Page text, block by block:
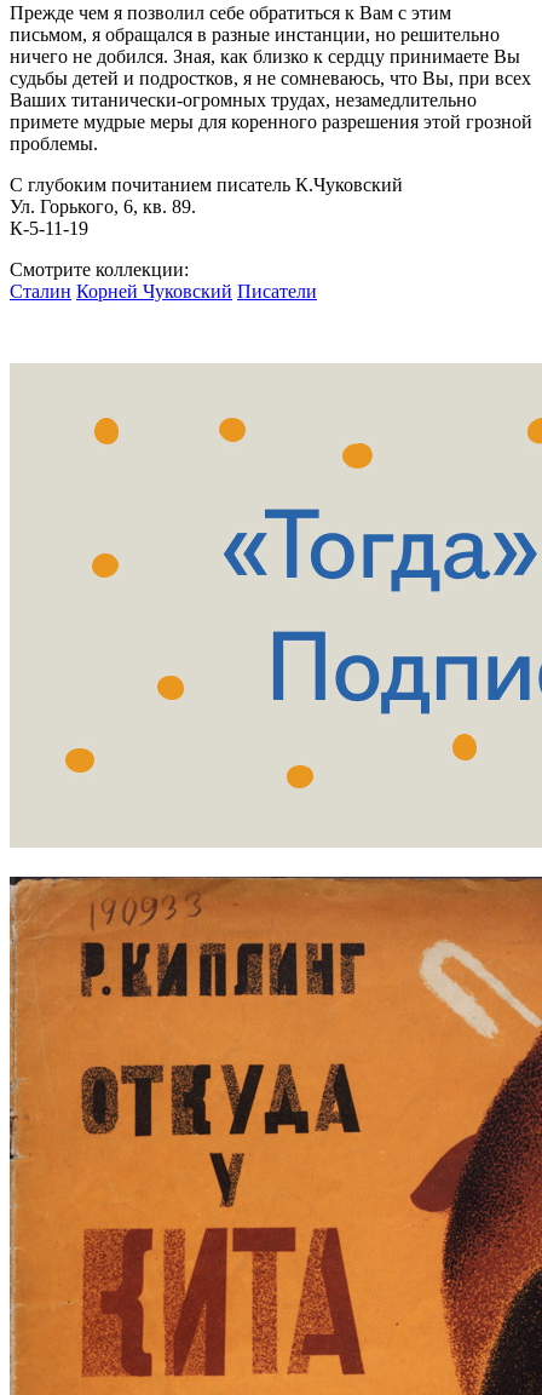
Прежде чем я позволил себе обратиться к Вам с этим
письмом, я обращался в разные инстанции, но решительно
ничего не добился. Зная, как близко к сердцу принимаете Вы
судьбы детей и подростков, я не сомневаюсь, что Вы, при всех
Ваших титанически-огромных трудах, незамедлительно
примете мудрые меры для коренного разрешения этой грозной
проблемы.
С глубоким почитанием писатель К.Чуковский
Ул. Горького, 6, кв. 89.
К-5-11-19
Смотрите коллекции:
Сталин Корней Чуковский Писатели